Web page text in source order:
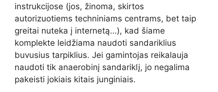
instrukcijose (jos, žinoma, skirtos
autorizuotiems techniniams centrams, bet taip
greitai nuteka į internetą…), kad šiame
komplekte leidžiama naudoti sandariklius
buvusius tarpiklius. Jei gamintojas reikalauja
naudoti tik anaerobinį sandariklį, jo negalima
pakeisti jokiais kitais junginiais.